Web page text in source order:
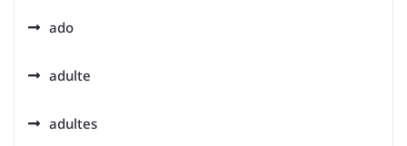
ado
adulte
adultes